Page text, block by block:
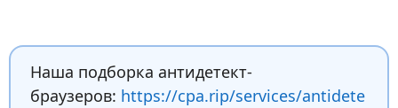
Наша подборка антидетект-
браузеров: https://cpa.rip/services/antidete